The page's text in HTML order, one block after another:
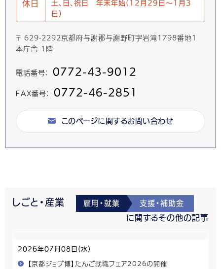
休日
土、日、祝日 年末年始(12月29日～1月3
日)
〒 629-2292京都府与謝郡与謝野町字岩滝1798番地1
本庁舎 1階
電話番号： 0772-43-9012
FAX番号： 0772-46-2851
このページに関するお問い合わせ
しごと・産業 雇用・就業 支援・補助金
に関するその他の記事
2026年07月08日(水)
【京都ジョブ博】たんご就職フェア202６の開催